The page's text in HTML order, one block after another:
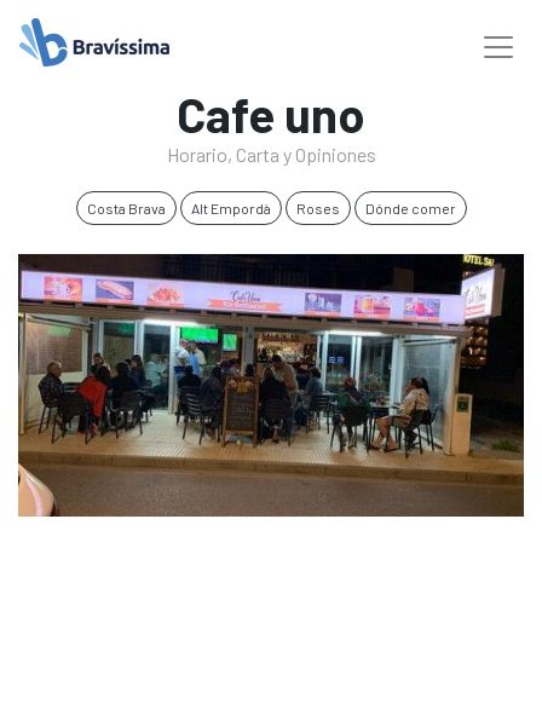
Cafe uno
Horario, Carta y Opiniones
Costa Brava Alt Empordà Roses Dónde comer